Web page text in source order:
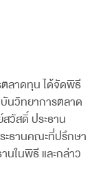
ลาดทุน ได้จัดพิธี
นวิทยาการตลาด
วัสดิ์ ประธาน
ะธานคณะที่ปรึกษา
นในพิธี และกล่าว